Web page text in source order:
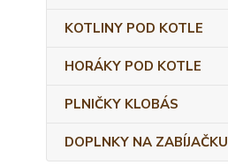
KOTLINY POD KOTLE
HORÁKY POD KOTLE
PLNIČKY KLOBÁS
DOPLNKY NA ZABÍJAČKU